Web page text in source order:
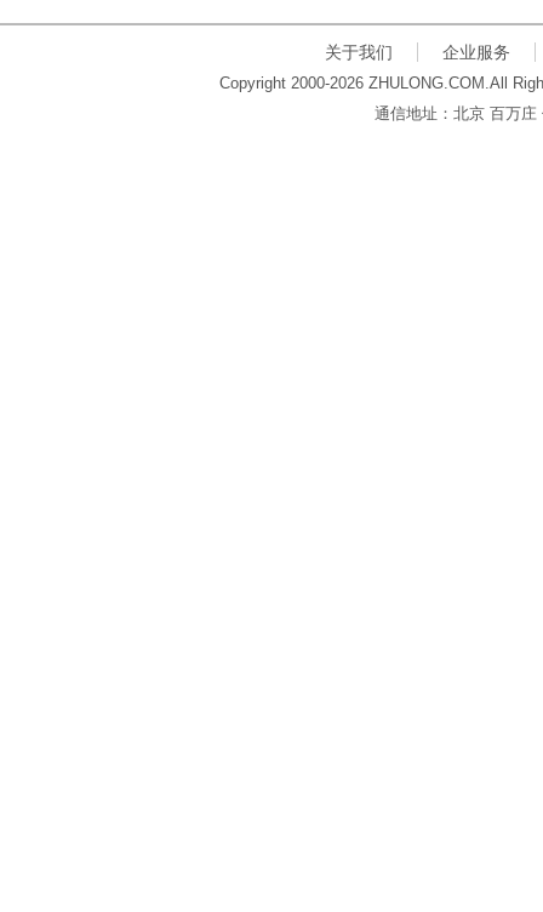
关于我们 企业服务
Copyright 2000-2026 ZHULONG.COM.All
通信地址：北京 百万